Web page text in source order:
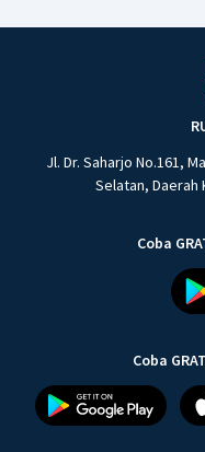
Jl. Dr. Saharjo No.161,
Selatan, Daerah
Coba
Coba